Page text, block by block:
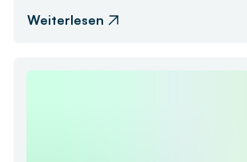
Weiterlesen